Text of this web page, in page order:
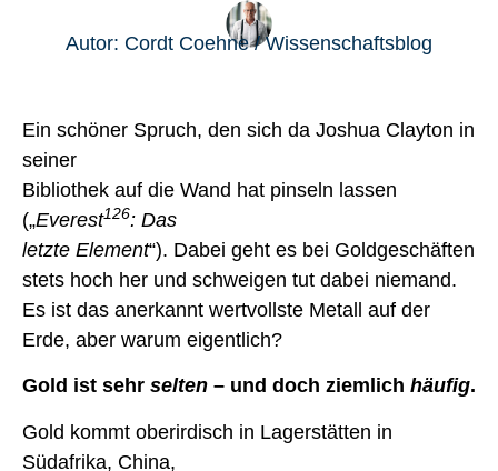
Autor: Cordt Coehne / Wissenschaftsblog
Ein schöner Spruch, den sich da Joshua Clayton in
seiner
Bibliothek auf die Wand hat pinseln lassen
(„Everest126: Das
letzte Element“). Dabei geht es bei Goldgeschäften
stets hoch her und schweigen tut dabei niemand.
Es ist das anerkannt wertvollste Metall auf der
Erde, aber warum eigentlich?
Gold ist sehr selten – und doch ziemlich häufig.
Gold kommt oberirdisch in Lagerstätten in
Südafrika, China,